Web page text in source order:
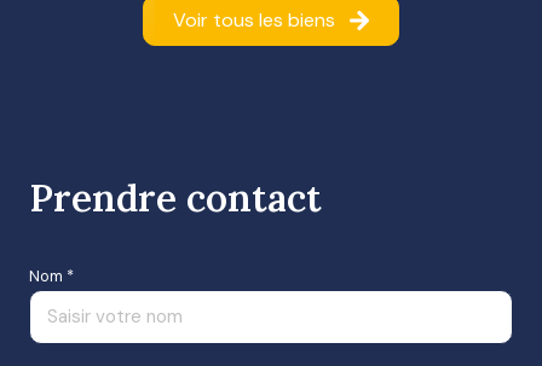
Voir tous les biens
Prendre contact
Nom *